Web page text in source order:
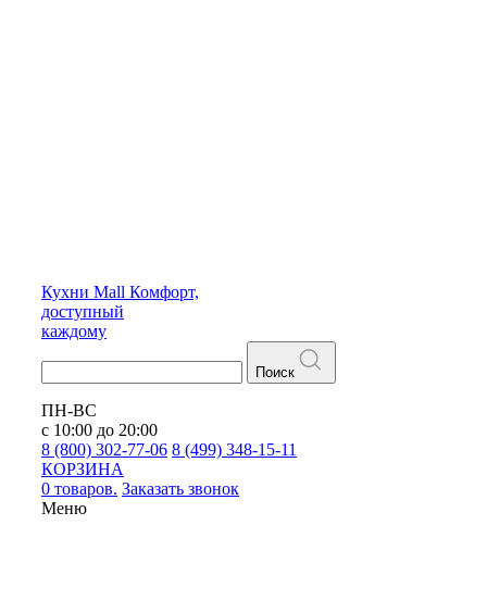
Кухни Mall Комфорт,
доступный
каждому
Поиск
ПН-ВС
с 10:00 до 20:00
8 (800) 302-77-06 8 (499) 348-15-11
КОРЗИНА
0 товаров. Заказать звонок
Меню